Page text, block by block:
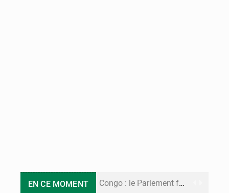
EN CE MOMENT Congo : le Parlement formule 28 recommandations sur le Cadre budgétaire 2027-2029